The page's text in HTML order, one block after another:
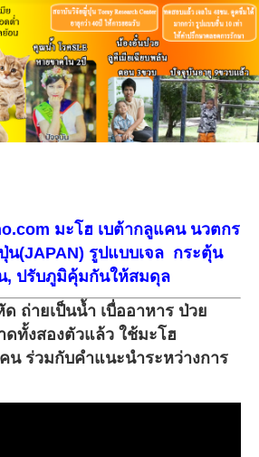
มะโฮ เบต้ากลูแคนนวตกร
น(JAPAN) รูปแบบเจล กระตุ้น
, ปรับภูมิคุ้มกันให้สมดุล
ถ่ายเป็นน้ำ เบื่ออาหาร ป่วย
ทั้งสองตัวแล้ว ใช้มะโฮ
น ร่วมกับคำแนะนำระหว่างการ